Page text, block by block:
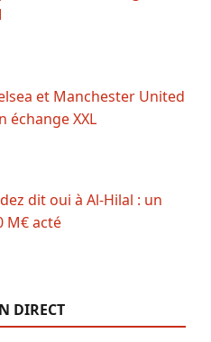
et Manchester United
échange XXL
dit oui à Al-Hilal : un
M€ acté
DIRECT